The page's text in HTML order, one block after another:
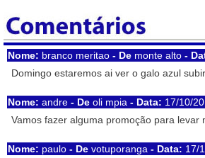
Nome: branco meritao - De monte alto -
Domingo estaremos ai ver o galo azul
Nome: andre - De oli mpia - Data: 17/10/
Vamos fazer alguma promoção para levar
Nome: paulo - De votuporanga - Data: 17/